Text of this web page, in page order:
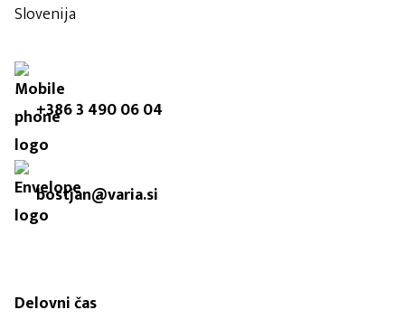
Slovenija
+386 3 490 06 04
bostjan@varia.si
Delovni čas